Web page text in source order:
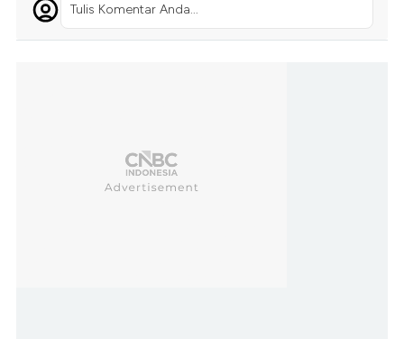
Tulis Komentar Anda...